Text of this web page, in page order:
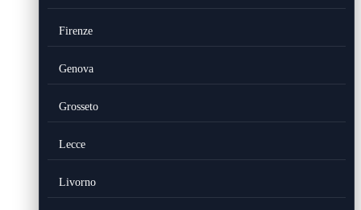
Firenze
Genova
Grosseto
Lecce
Livorno